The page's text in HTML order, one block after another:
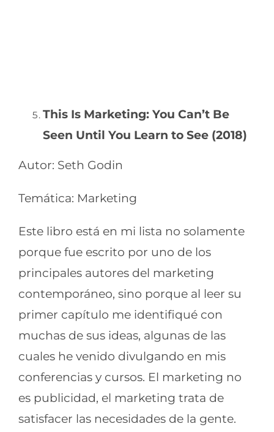
This Is Marketing: You Can’t Be
Seen Until You Learn to See (2018)
Autor: Seth Godin
Temática: Marketing
Este libro está en mi lista no solamente
porque fue escrito por uno de los
principales autores del marketing
contemporáneo, sino porque al leer su
primer capítulo me identifiqué con
muchas de sus ideas, algunas de las
cuales he venido divulgando en mis
conferencias y cursos. El marketing no
es publicidad, el marketing trata de
satisfacer las necesidades de la gente.